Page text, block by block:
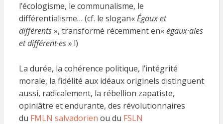
l’écologisme, le communalisme, le
différentialisme… (cf. le slogan«Égaux et
différents», transformé récemment en«égaux·ales
et différent·es» !)
La durée, la cohérence politique, l’intégrité
morale, la fidélité aux idéaux originels distinguent
aussi, radicalement, la rébellion zapatiste,
opiniâtre et endurante, des révolutionnaires
du FMLN salvadorien ou du FSLN